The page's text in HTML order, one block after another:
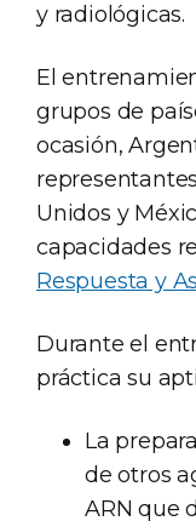
y radiológicas.
El
grupos de
ocasión,
Unidos y
capacidades
Respuesta y
Durante el
práctica su
La
de otros
ARN que